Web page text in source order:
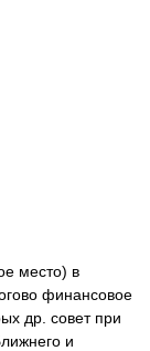
место) в
финансовое
др. совет при
и